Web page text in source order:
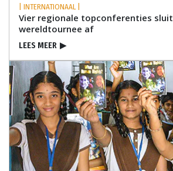
| INTERNATIONAAL |
Vier regionale topconferenties
wereldtournee af
LEES MEER ▶